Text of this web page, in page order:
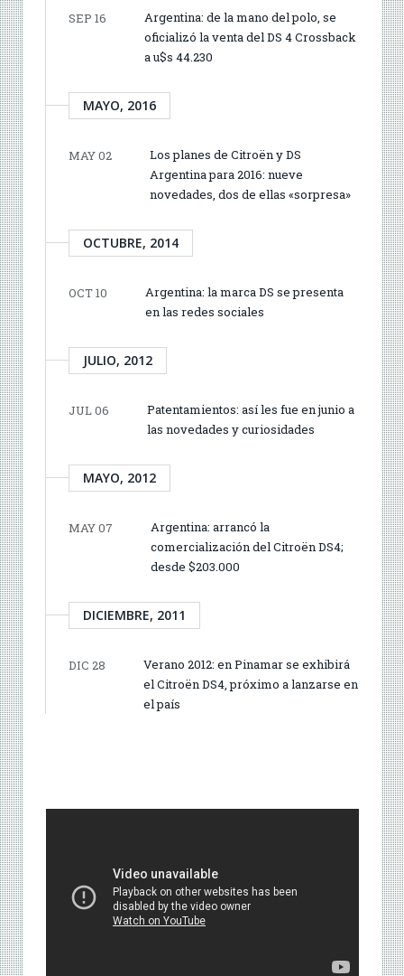
SEP 16
Argentina: de la mano del polo, se
oficializó la venta del DS 4 Crossback
a u$s 44.230
MAYO, 2016
MAY 02
Los planes de Citroën y DS
Argentina para 2016: nueve
novedades, dos de ellas «sorpresa»
OCTUBRE, 2014
OCT 10
Argentina: la marca DS se presenta
en las redes sociales
JULIO, 2012
JUL 06
Patentamientos: así les fue en junio a
las novedades y curiosidades
MAYO, 2012
MAY 07
Argentina: arrancó la
comercialización del Citroën DS4;
desde $203.000
DICIEMBRE, 2011
DIC 28
Verano 2012: en Pinamar se exhibirá
el Citroën DS4, próximo a lanzarse en
el país